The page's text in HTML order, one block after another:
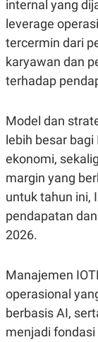
internal yang
leverage
tercermin dari
karyawan dan
terhadap
Model dan
lebih besar
ekonomi,
margin yang
untuk tahun ini,
pendapatan
2026.
Manajemen
operasional
berbasis AI,
menjadi